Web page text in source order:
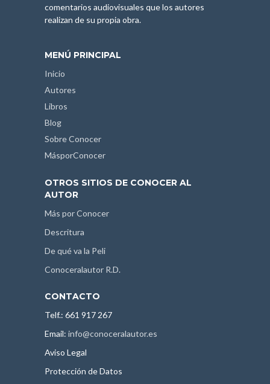
comentarios audiovisuales que los autores
realizan de su propia obra.
MENÚ PRINCIPAL
Inicio
Autores
Libros
Blog
Sobre Conocer
MásporConocer
OTROS SITIOS DE CONOCER AL
AUTOR
Más por Conocer
Descritura
De qué va la Peli
Conoceralautor R.D.
CONTACTO
Telf.: 661 917 267
Email: info@conoceralautor.es
Aviso Legal
Protección de Datos